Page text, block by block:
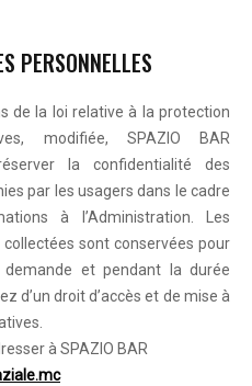
PERSONNELLES
de la loi relative à la protection
modifiée, SPAZIO BAR
la confidentialité des
par les usagers dans le cadre
à l’Administration. Les
sont conservées pour
et pendant la durée
d’un droit d’accès et de mise à
à SPAZIO BAR